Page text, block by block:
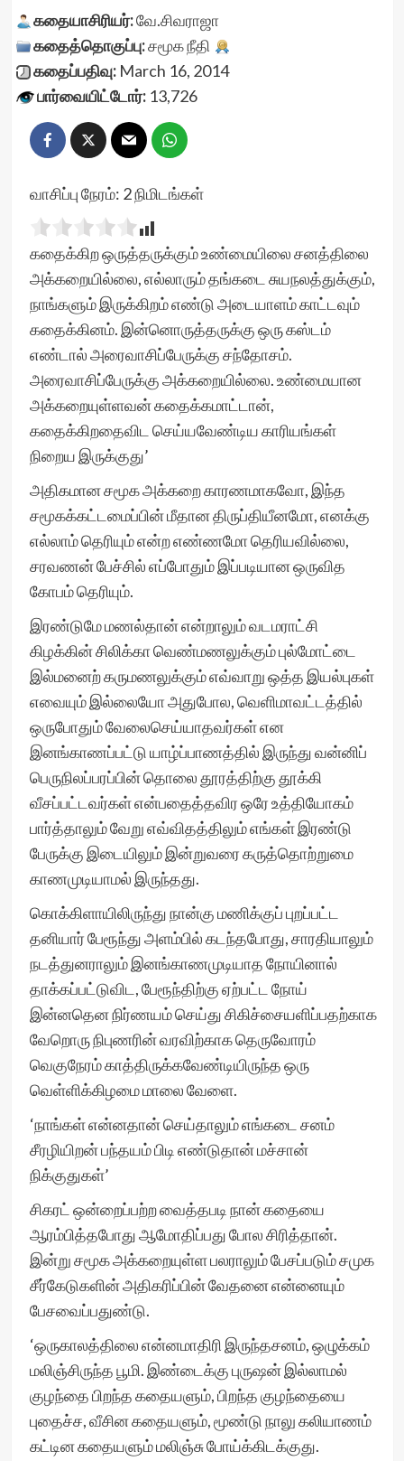
கதையாசிரியர்:வே.சிவராஜா
கதைத்தொகுப்பு:சமூக நீதி
கதைப்பதிவு:March 16, 2014
பார்வையிட்டோர்:13,726
வாசிப்பு நேரம்: 2நிமிடங்கள்
கதைக்கிற ஒருத்தருக்கும் உண்மையிலை சனத்திலை
அக்கறையில்லை, எல்லாரும் தங்கடை சுயநலத்துக்கும்,
நாங்களும் இருக்கிறம் எண்டு அடையாளம் காட்டவும்
கதைக்கினம். இன்னொருத்தருக்கு ஒரு கஸ்டம்
எண்டால் அரைவாசிப்பேருக்கு சந்தோசம்.
அரைவாசிப்பேருக்கு அக்கறையில்லை. உண்மையான
அக்கறையுள்ளவன் கதைக்கமாட்டான்,
கதைக்கிறதைவிட செய்யவேண்டிய காரியங்கள்
நிறைய இருக்குது’
அதிகமான சமூக அக்கறை காரணமாகவோ, இந்த
சமூகக்கட்டமைப்பின் மீதான திருப்தியீனமோ, எனக்கு
எல்லாம் தெரியும் என்ற எண்ணமோ தெரியவில்லை,
சரவணன் பேச்சில் எப்போதும் இப்படியான ஒருவித
கோபம் தெரியும்.
இரண்டுமே மணல்தான் என்றாலும் வடமராட்சி
கிழக்கின் சிலிக்கா வெண்மணலுக்கும் புல்மோட்டை
இல்மனைற் கருமணலுக்கும் எவ்வாறு ஒத்த இயல்புகள்
எவையும் இல்லையோ அதுபோல, வெளிமாவட்டத்தில்
ஒருபோதும் வேலைசெய்யாதவர்கள் என
இனங்காணப்பட்டு யாழ்ப்பாணத்தில் இருந்து வன்னிப்
பெருநிலப்பரப்பின் தொலை தூரத்திற்கு தூக்கி
வீசப்பட்டவர்கள் என்பதைத்தவிர ஒரே உத்தியோகம்
பார்த்தாலும் வேறு எவ்விதத்திலும் எங்கள் இரண்டு
பேருக்கு இடையிலும் இன்றுவரை கருத்தொற்றுமை
காணமுடியாமல் இருந்தது.
கொக்கிளாயிலிருந்து நான்கு மணிக்குப் புறப்பட்ட
தனியார் பேரூந்து அளம்பில் கடந்தபோது, சாரதியாலும்
நடத்துனராலும் இனங்காணமுடியாத நோயினால்
தாக்கப்பட்டுவிட, பேரூந்திற்கு ஏற்பட்ட நோய்
இன்னதென நிர்ணயம் செய்து சிகிச்சையளிப்பதற்காக
வேறொரு நிபுணரின் வரவிற்காக தெருவோரம்
வெகுநேரம் காத்திருக்கவேண்டியிருந்த ஒரு
வெள்ளிக்கிழமை மாலை வேளை.
‘நாங்கள் என்னதான் செய்தாலும் எங்கடை சனம்
சீரழியிறன் பந்தயம் பிடி எண்டுதான் மச்சான்
நிக்குதுகள்’
சிகரட் ஒன்றைப்பற்ற வைத்தபடி நான் கதையை
ஆரம்பித்தபோது ஆமோதிப்பது போல சிரித்தான்.
இன்று சமூக அக்கறையுள்ள பலராலும் பேசப்படும் சமுக
சீர்கேடுகளின் அதிகரிப்பின் வேதனை என்னையும்
பேசவைப்பதுண்டு.
‘ஒருகாலத்திலை என்னமாதிரி இருந்தசனம், ஒழுக்கம்
மலிஞ்சிருந்த பூமி. இண்டைக்கு புருஷன் இல்லாமல்
குழந்தை பிறந்த கதையளும், பிறந்த குழந்தையை
புதைச்ச, வீசின கதையளும், மூண்டு நாலு கலியாணம்
கட்டின கதையளும் மலிஞ்சு போய்க்கிடக்குது.